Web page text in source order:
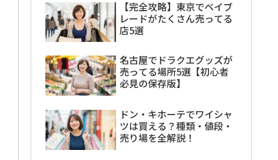
【完全攻略】東京でベイブ
レードがたくさん売ってる
店5選
名古屋でドラクエグッズが
売ってる場所5選【初心者
必見の保存版】
ドン・キホーテでワイシャ
ツは買える？種類・値段・
売り場を全解説！